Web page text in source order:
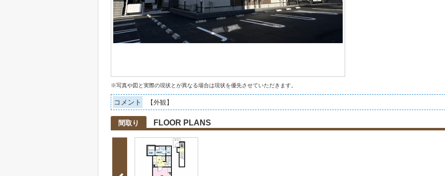
※写真や図と実際の現状とが異なる場合は現状を優先させていただきます。
コメント 【外観】
間取り FLOOR PLANS